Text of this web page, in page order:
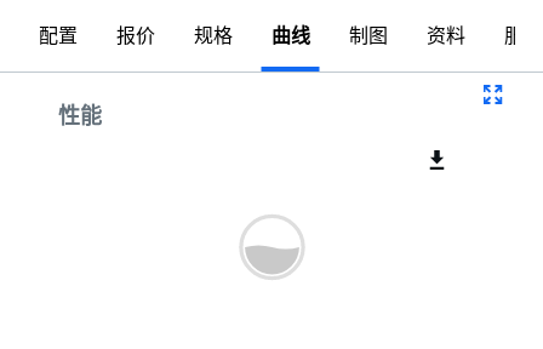
配置 报价 规格 曲线 制图 资料 服务
性能